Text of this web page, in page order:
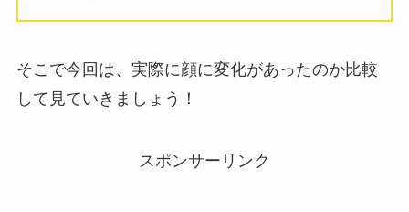
そこで今回は、実際に顔に変化があったのか比較
して見ていきましょう！
スポンサーリンク